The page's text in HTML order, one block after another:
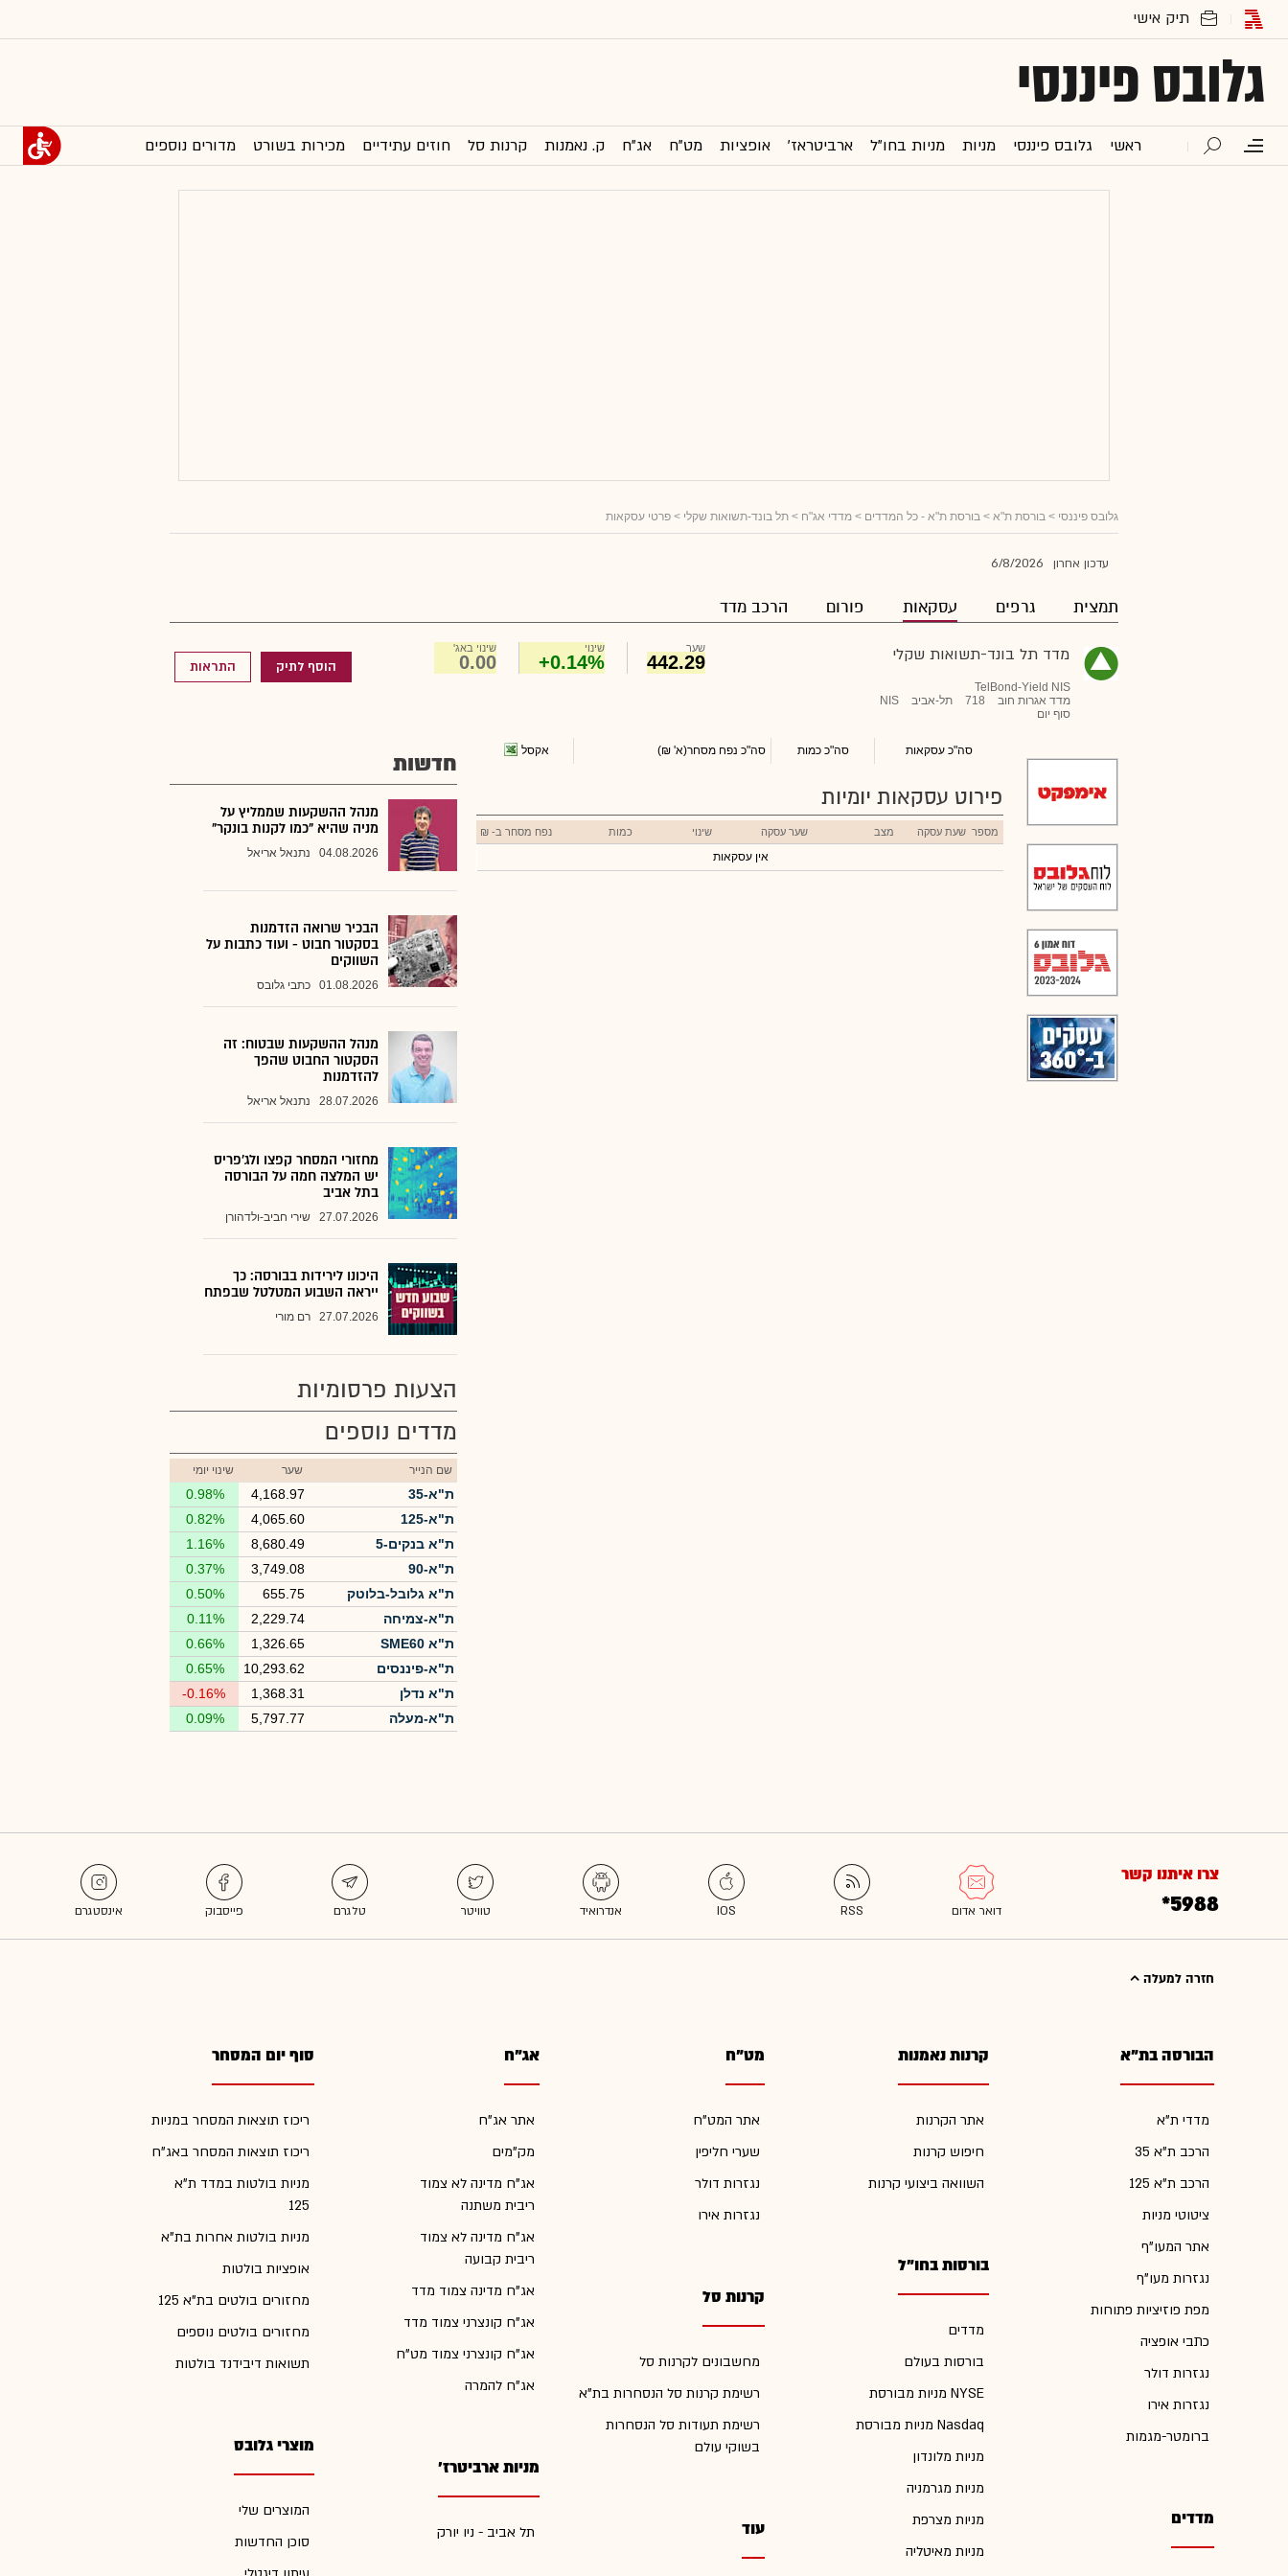
גלובס פיננסי
ראשי גלובס פיננסי מניות מניות בחו"ל ארביטראז' אופציות מט"ח אג"ח ק. נאמנות קרנות סל חוזים עתידיים מכירות בשורט מדורים נוספים
גלובס פיננסי > בורסת ת"א > בורסת ת"א - כל המדדים > מדדי אג"ח > תל בונד-תשואות שקלי > פרטי עסקאות
עדכון אחרון 6/8/2026
תמצית גרפים עסקאות פורום הרכב מדד
מדד תל בונד-תשואות שקלי
TelBond-Yield NIS
מדד אגרות חוב
718 תל-אביב
NIS
סוף יום
שער
442.29
שינוי
+0.14%
שינוי באג'
0.00 הוסף לתיק התראות
סה"כ עסקאות סה"כ כמות סה"כ נפח מסחר(א' ₪) אקסל
פירוט עסקאות יומיות
מספר שעת עסקה מצב שער עסקה שינוי כמות נפח מסחר ב- ₪
אין עסקאות
חדשות
מנהל ההשקעות שממליץ על
מניה שהיא "כמו לקנות בונקר"
04.08.2026 נתנאל אריאל
הבכיר שרואה הזדמנות
בסקטור חבוט - ועוד כתבות על
השווקים
01.08.2026 כתבי גלובס
מנהל ההשקעות שבטוח: זה
הסקטור החבוט שהפך
להזדמנות
28.07.2026 נתנאל אריאל
מחזורי המסחר קפצו ולג'פריס
יש המלצה חמה על הבורסה
בתל אביב
27.07.2026 שירי חביב-ולדהורן
היכונו לירידות בבורסה: כך
ייראה השבוע המטלטל שבפתח
27.07.2026 רם מורי
הצעות פרסומיות
מדדים נוספים
שם הנייר שער שינוי יומי
ת"א-35 4,168.97
0.98%
ת"א-125
4,065.60
0.82%
ת"א בנקים-5
8,680.49
1.16%
ת"א-90
3,749.08
0.37%
ת"א גלובל-בלוטק
655.75
0.50%
ת"א-צמיחה
2,229.74
0.11%
ת"א SME60
1,326.65
0.66%
ת"א-פיננסים
10,293.62
0.65%
ת"א נדלן
1,368.31
-0.16%
ת"א-מעלה
5,797.77
0.09%
צרו איתנו קשר
*5988
חזרה למעלה
הבורסה בת"א
מדדי ת"א
הרכב ת"א 35
הרכב ת"א 125
ציטוטי מניות
אתר המעו"ף
נגזרות מעו"ף
מפת פוזיציות פתוחות
כתבי אופציה
נגזרות דולר
נגזרות אירו
ברומטר-מגמות
מדדים
קרנות נאמנות
אתר הקרנות
חיפוש קרנות
השוואה ביצועי קרנות
בורסות בחו"ל
מדדים
בורסות בעולם
מניות מבורסת NYSE
מניות מבורסת Nasdaq
מניות מלונדון
מניות מגרמניה
מניות מצרפת
מניות מאיטליה
מט"ח
אתר המט"ח
שערי חליפין
נגזרות דולר
נגזרות אירו
קרנות סל
מחשבונים לקרנות סל
רשימת קרנות סל הנסחרות בת"א
רשימת תעודות סל הנסחרות
בשוקי עולם
עוד
אג"ח
אתר אג"ח
מק"מים
אג"ח מדינה לא צמוד
ריבית משתנה
אג"ח מדינה לא צמוד
ריבית קבועה
אג"ח מדינה צמוד מדד
אג"ח קונצרני צמוד מדד
אג"ח קונצרני צמוד מט"ח
אג"ח להמרה
מניות ארביטרז'
תל אביב - ניו יורק
סוף יום המסחר
ריכוז תוצאות המסחר במניות
ריכוז תוצאות המסחר באג"ח
מניות בולטות במדד ת"א
125
מניות בולטות אחרות בת"א
אופציות בולטות
מחזורים בולטים בת"א 125
מחזורים בולטים נוספים
תשואות דיבידנד בולטות
מוצרי גלובס
המוצרים שלי
סוכן החדשות